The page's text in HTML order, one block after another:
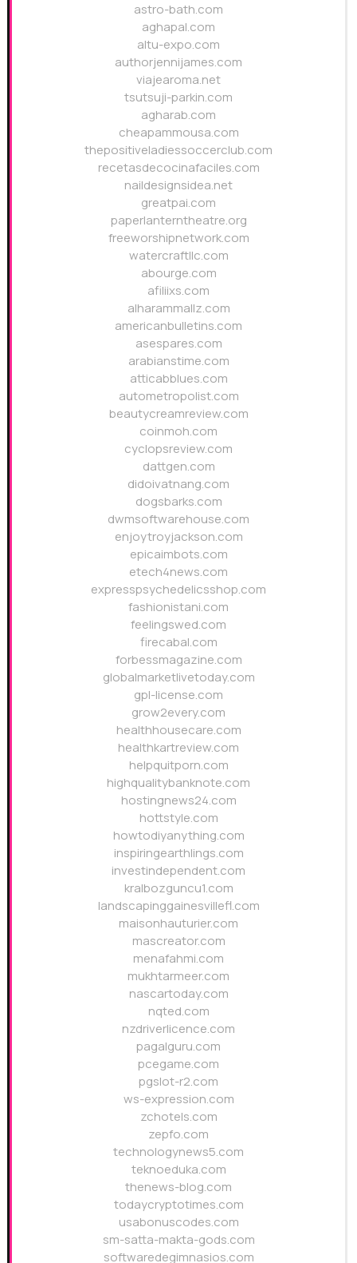
astro-bath.com
aghapal.com
altu-expo.com
authorjennijames.com
viajearoma.net
tsutsuji-parkin.com
agharab.com
cheapammousa.com
thepositiveladiessoccerclub.com
recetasdecocinafaciles.com
naildesignsidea.net
greatpai.com
paperlanterntheatre.org
freeworshipnetwork.com
watercraftllc.com
abourge.com
afiliixs.com
alharammallz.com
americanbulletins.com
asespares.com
arabianstime.com
atticabblues.com
autometropolist.com
beautycreamreview.com
coinmoh.com
cyclopsreview.com
dattgen.com
didoivatnang.com
dogsbarks.com
dwmsoftwarehouse.com
enjoytroyjackson.com
epicaimbots.com
etech4news.com
expresspsychedelicsshop.com
fashionistani.com
feelingswed.com
firecabal.com
forbessmagazine.com
globalmarketlivetoday.com
gpl-license.com
grow2every.com
healthhousecare.com
healthkartreview.com
helpquitporn.com
highqualitybanknote.com
hostingnews24.com
hottstyle.com
howtodiyanything.com
inspiringearthlings.com
investindependent.com
kralbozguncu1.com
landscapinggainesvillefl.com
maisonhauturier.com
mascreator.com
menafahmi.com
mukhtarmeer.com
nascartoday.com
nqted.com
nzdriverlicence.com
pagalguru.com
pcegame.com
pgslot-r2.com
ws-expression.com
zchotels.com
zepfo.com
technologynews5.com
teknoeduka.com
thenews-blog.com
todaycryptotimes.com
usabonuscodes.com
sm-satta-makta-gods.com
softwaredegimnasios.com